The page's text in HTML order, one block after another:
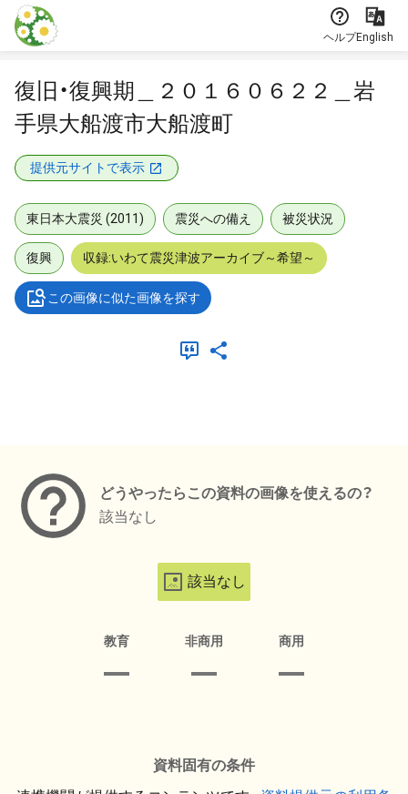
本文に飛ぶ
ヘルプEnglish
復旧・復興期＿２０１６０６２２＿岩
手県大船渡市大船渡町
提供元サイトで表示
東日本大震災 (2011) 震災への備え 被災状況
復興 収録:いわて震災津波アーカイブ～希望～
この画像に似た画像を探す
どうやったらこの資料の画像を使えるの？
該当なし
該当なし
教育 非商用 商用
資料固有の条件